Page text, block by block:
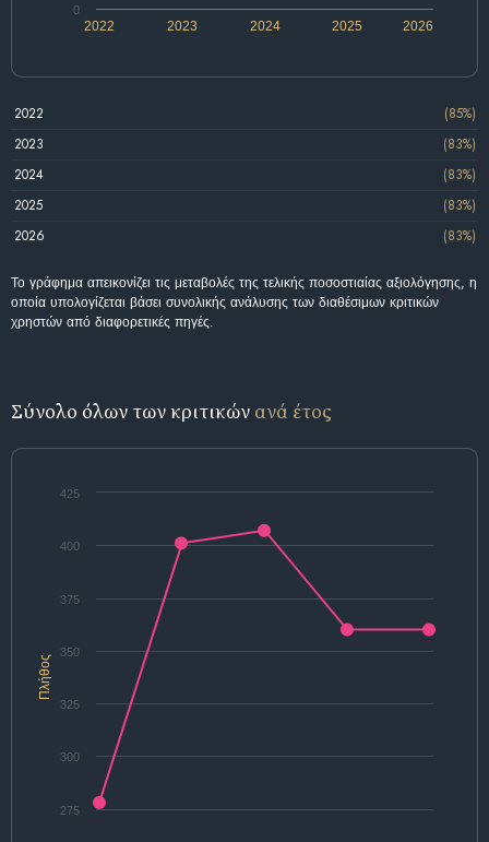
2022 2024 2026
2023 2025
0
2022
(85%)
2023
(83%)
2024
(83%)
2025
(83%)
2026
(83%)
Το γράφημα απεικονίζει τις μεταβολές της τελικής ποσοστιαίας αξιολόγησης, η
οποία υπολογίζεται βάσει συνολικής ανάλυσης των διαθέσιμων κριτικών
χρηστών από διαφορετικές πηγές.
Σύνολο όλων των κριτικών ανά έτος
Πλήθος
275
300
325
350
375
400
425